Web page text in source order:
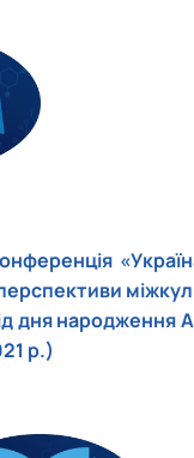
дня народження
р.)